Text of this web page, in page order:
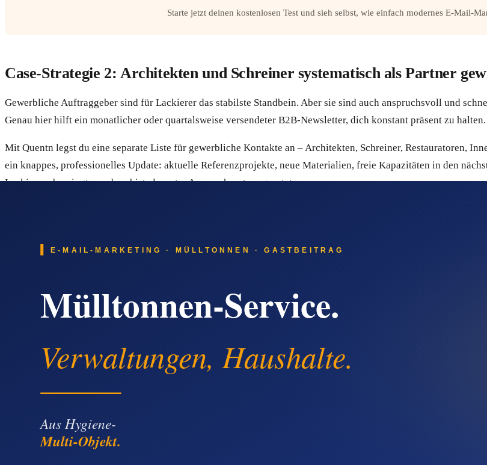
Starte jetzt deinen kostenlosen Test und sieh selbst, wie einfach modernes E-Mail-
Case-Strategie 2: Architekten und Schreiner systematisch als Partner
Gewerbliche Auftraggeber sind für Lackierer das stabilste Standbein. Aber sie sind auch anspruchsvoll und
Genau hier hilft ein monatlicher oder quartalsweise versendeter B2B-Newsletter, dich konstant präsent zu halten.
Mit Quentn legst du eine separate Liste für gewerbliche Kontakte an – Architekten, Schreiner, Restauratoren,
ein knappes, professionelles Update: aktuelle Referenzprojekte, neue Materialien, freie Kapazitäten in den
Lackierer abspringt, sondern bist als erster Ansprechpartner gesetzt.
Quentn ist ein E-Mail-Marketing- und Marketing-Automation-System aus Deutschland. Du musst kein
Automatische E-Mail-Strecken sorgen dafür, dass jeder neue Interessent dieselbe sorgfältige Begleitung
versehentlichen Abos.
Empfehlungen sind großartig – aber sie sind nicht steuerbar. Du weißt nie, ob nächste Woche ein Anrufer